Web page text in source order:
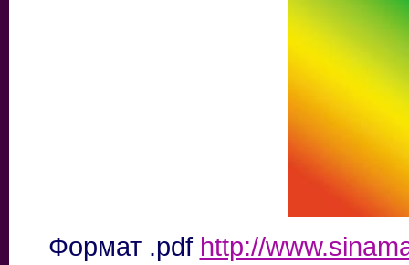
Формат .pdf http://